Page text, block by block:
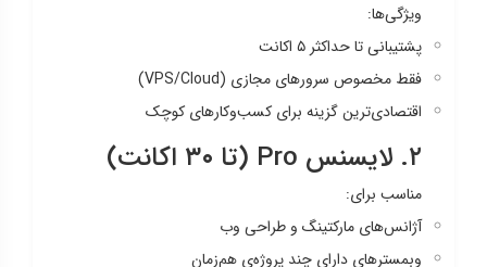
ویژگی‌ها:
پشتیبانی تا حداکثر ۵ اکانت
فقط مخصوص سرورهای مجازی (VPS/Cloud)
اقتصادی‌ترین گزینه برای کسب‌وکارهای کوچک
۲. لایسنس Pro (تا ۳۰ اکانت)
مناسب برای:
آژانس‌های مارکتینگ و طراحی وب
وبمسترهای دارای چند پروژه‌ی هم‌زمان